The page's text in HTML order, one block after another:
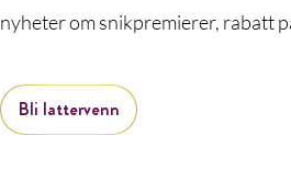
nyheter om snikpremierer, rabatt
Bli lattervenn